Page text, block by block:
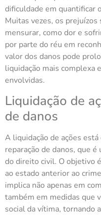
dificuldade em quantificar
Muitas vezes, os
mensurar, como dor e
por parte do réu em
valor dos danos pode
liquidação mais complexa
envolvidas.
Liquidação de
de danos
A liquidação de ações
reparação de danos, que
do direito civil. O objetivo
ao estado anterior ao
implica não apenas em
também em medidas que
social da vítima, tornando